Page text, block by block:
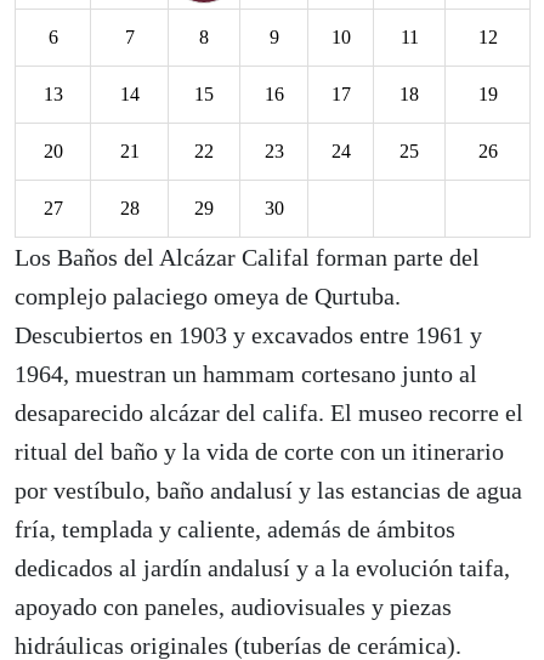
Los Baños del Alcázar Califal forman parte del
complejo palaciego omeya de Qurtuba.
Descubiertos en 1903 y excavados entre 1961 y
1964, muestran un hammam cortesano junto al
desaparecido alcázar del califa. El museo recorre el
ritual del baño y la vida de corte con un itinerario
por vestíbulo, baño andalusí y las estancias de agua
fría, templada y caliente, además de ámbitos
dedicados al jardín andalusí y a la evolución taifa,
apoyado con paneles, audiovisuales y piezas
hidráulicas originales (tuberías de cerámica).
6 7 8 9 10 11 12
13 14 15 16 17 18 19
20 21 22 23 24 25 26
27 28 29 30